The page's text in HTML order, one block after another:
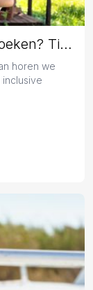
Last minute kampeervakantie boeken? Tips en tricks!
horen we